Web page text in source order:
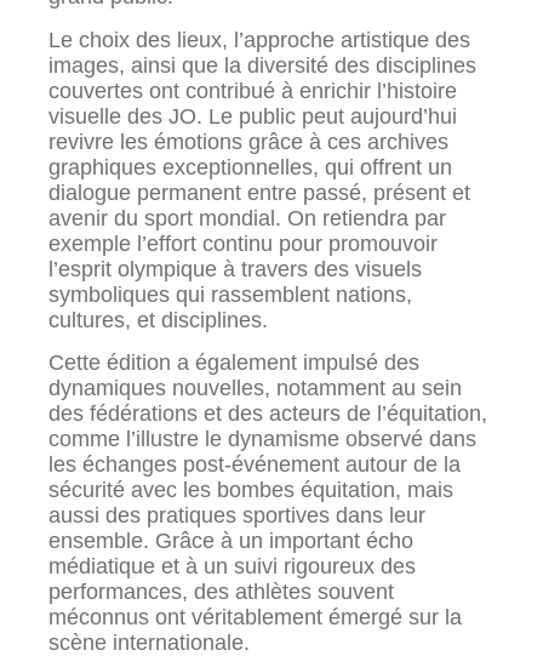
Le choix des lieux, l’approche artistique des
images, ainsi que la diversité des disciplines
couvertes ont contribué à enrichir l’histoire
visuelle des JO. Le public peut aujourd’hui
revivre les émotions grâce à ces archives
graphiques exceptionnelles, qui offrent un
dialogue permanent entre passé, présent et
avenir du sport mondial. On retiendra par
exemple l’effort continu pour promouvoir
l’esprit olympique à travers des visuels
symboliques qui rassemblent nations,
cultures, et disciplines.
Cette édition a également impulsé des
dynamiques nouvelles, notamment au sein
des fédérations et des acteurs de l’équitation,
comme l’illustre le dynamisme observé dans
les échanges post-événement autour de la
sécurité avec les bombes équitation, mais
aussi des pratiques sportives dans leur
ensemble. Grâce à un important écho
médiatique et à un suivi rigoureux des
performances, des athlètes souvent
méconnus ont véritablement émergé sur la
scène internationale.